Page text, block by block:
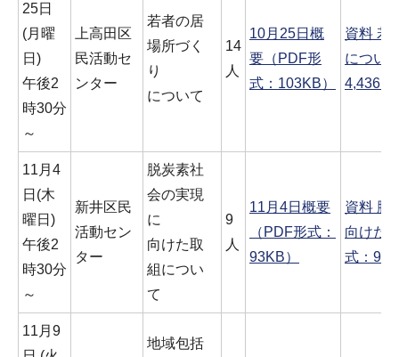
25日
(月曜
日)
午後2
時30分
～
上高田区
民活動セ
ンター
若者の居
場所づく
り
について
14
人
10月25日概
要（PDF形
式：103KB）
資料 若
につい
11月4
日(木
曜日)
午後2
時30分
～
新井区民
活動セン
ター
脱炭素社
会の実現
に
向けた取
組につい
て
9
人
11月4日概要
（PDF形式：
93KB）
資料 脱
向けた
式：
11月9
地域包括